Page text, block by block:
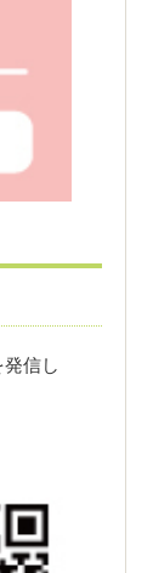
発信し